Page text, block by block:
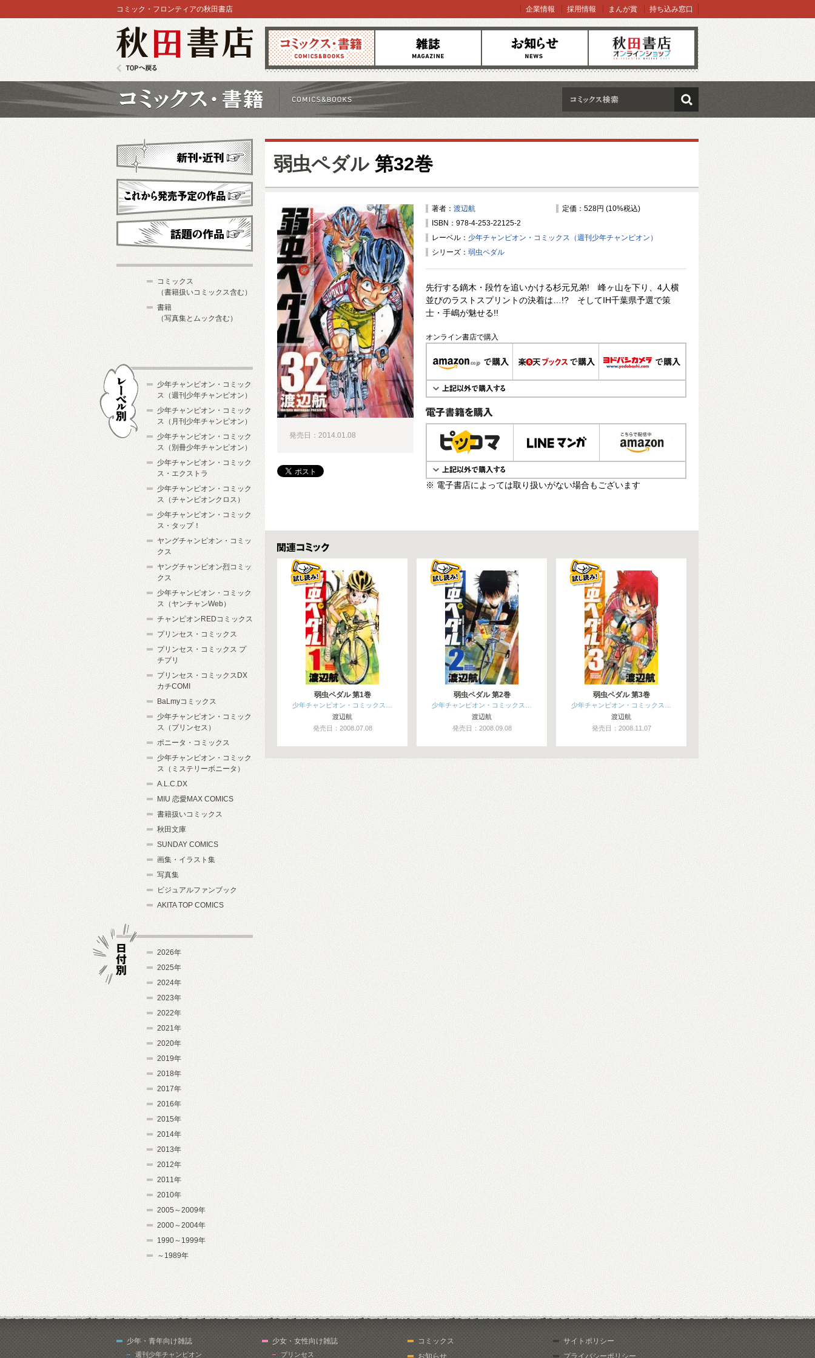
コミックス 雑誌 お知らせ オンラインショップ
コミック・フロンティアの秋田書店 企業情報 採用情報 まんが賞 持ち込み窓口
検索
弱虫ペダル第32巻
著者： 渡辺航
定価：528円 (10%税込)
ISBN：978-4-253-22125-2
レーベル： 少年チャンピオン・コミックス（週刊少年チャンピオン）
シリーズ： 弱虫ペダル
先行する鏑木・段竹を追いかける杉元兄弟! 峰ヶ山を下り、4人横
並びのラストスプリントの決着は…!? そしてIH千葉県予選で策
士・手嶋が魅せる!!
オンライン書店で購入
電子書籍で購入
※ 電子書店によっては取り扱いがない場合もございます
発売日：2014.01.08
関連コミックス
弱虫ペダル 第1巻
少年チャンピオン・コミックス…
渡辺航
発売日：2008.07.08
弱虫ペダル 第2巻
少年チャンピオン・コミックス…
渡辺航
発売日：2008.09.08
弱虫ペダル 第3巻
少年チャンピオン・コミックス…
渡辺航
発売日：2008.11.07
新刊・近刊
これから発売予定
コミックス
（書籍扱いコミックス含む）
書籍
（写真集とムック含む）
少年チャンピオン・コミック
ス（週刊少年チャンピオン）
少年チャンピオン・コミック
ス（月刊少年チャンピオン）
少年チャンピオン・コミック
ス（別冊少年チャンピオン）
少年チャンピオン・コミック
ス・エクストラ
少年チャンピオン・コミック
ス（チャンピオンクロス）
少年チャンピオン・コミック
ス・タップ！
ヤングチャンピオン・コミッ
クス
ヤングチャンピオン烈コミッ
クス
少年チャンピオン・コミック
ス（ヤンチャンWeb）
チャンピオンREDコミックス
プリンセス・コミックス
プリンセス・コミックス プ
チプリ
プリンセス・コミックスDX
カチCOMI
BaLmyコミックス
少年チャンピオン・コミック
ス（プリンセス）
ボニータ・コミックス
少年チャンピオン・コミック
ス（ミステリーボニータ）
A.L.C.DX
MIU 恋愛MAX COMICS
書籍扱いコミックス
秋田文庫
SUNDAY COMICS
画集・イラスト集
写真集
ビジュアルファンブック
AKITA TOP COMICS
2026年
2025年
2024年
2023年
2022年
2021年
2020年
2019年
2018年
2017年
2016年
2015年
2014年
2013年
2012年
2011年
2010年
2005～2009年
2000～2004年
1990～1999年
～1989年
少年・青年向け雑誌
週刊少年チャンピオン
少女・女性向け雑誌
プリンセス
コミックス
お知らせ
サイトポリシー
プライバシーポリシー